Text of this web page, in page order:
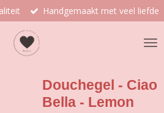
Handgemaakt met veel liefde
Douchegel - Ciao
Bella - Lemon